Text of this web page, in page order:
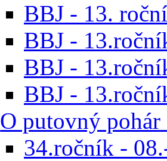
BBJ - 13.
BBJ -
BBJ -
BBJ -
O putovný
34.ročník -